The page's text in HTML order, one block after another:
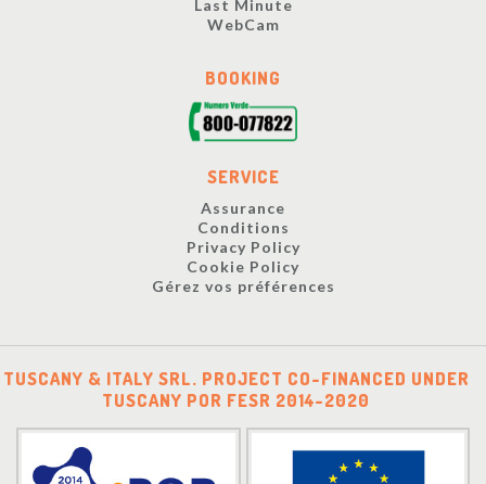
Last Minute
WebCam
BOOKING
SERVICE
Assurance
Conditions
Privacy Policy
Cookie Policy
Gérez vos préférences
TUSCANY & ITALY SRL. PROJECT CO-FINANCED UNDER
TUSCANY POR FESR 2014-2020